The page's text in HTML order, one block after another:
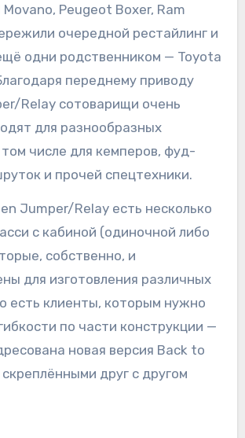
Peugeot Boxer, Ram
очередной рестайлинг и
одни родственником — Toyota
переднему приводу
Relay сотоварищи очень
для разнообразных
том числе для кемперов, фуд-
и прочей спецтехники.
Jumper/Relay есть несколько
с кабиной (одиночной либо
собственно, и
для изготовления различных
есть клиенты, которым нужно
по части конструкции —
новая версия Back to
друг с другом